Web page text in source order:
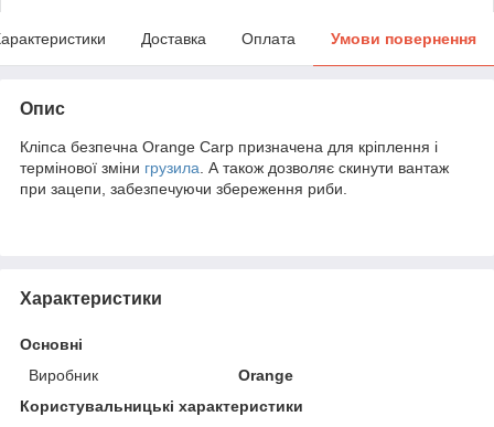
Доставка Оплата Умови повернення
Опис
Кліпса безпечна Orange Carp призначена для кріплення і
термінової зміни грузила . А також дозволяє скинути вантаж
при зацепи, забезпечуючи збереження риби.
Характеристики
Основні
Виробник
Orange
Користувальницькі характеристики